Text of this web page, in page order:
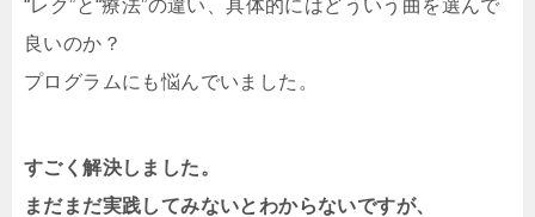
“レク”と“療法”の違い、具体的にはどういう曲を選んで
良いのか？
プログラムにも悩んでいました。
すごく解決しました。
まだまだ実践してみないとわからないですが、